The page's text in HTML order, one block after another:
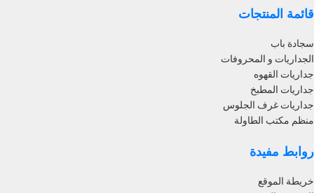
قائمة المنتجات
سجادة باب
الجداريات و المحروفات
جداريات القهوه
جداريات المطبخ
جداريات غرف الجلوس
منظم مكتب الطاولة
روابط مفيدة
خريطة الموقع